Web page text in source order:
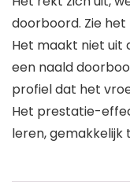
doorboord. Zie het
Het maakt niet uit
een naald
profiel dat het
Het prestatie-
leren, gemakkelijk